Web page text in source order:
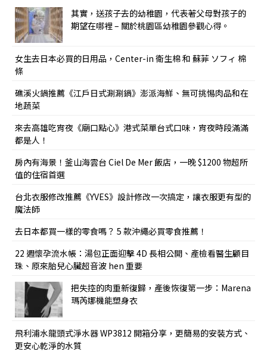
其實，送孩子去的幼稚園，代表著父母對孩子的
期望在哪裡 – 關於桃園區幼稚園參觀心得。
女生去日本必買的日用品，Center-in 衛生棉 和 蘇菲 ソフィ 棉
條
礁溪火鍋推薦《江戶日式涮涮鍋》澎派海鮮、無可挑惕肉品和在
地蔬菜
來去高雄吃宵夜《廟口點心》港式菜單台式口味，宵夜時段滿滿
都是人！
房內有海景！釜山海雲台 Ciel De Mer 飯店，一晚 $1200 物超所
值的住宿首選
台北衣服修改推薦《YVES》設計修改一次搞定，讓衣服更有型的
魔法師
去日本都買一樣的零食嗎？ 5 款沖繩必買零食推薦！
22 週懷孕流水帳：湯包正面迎擊 4D 長相公開、產檢看醫生顧目
珠、原來胎兒心臟超音波 hen 重要
把失控的肉重新復歸，產後恢復第一步：Marena
瑪芮娜機能塑身衣
飛利浦水龍頭式淨水器 WP3812 開箱分享，更簡易的安裝方式、
更安心乾淨的水質